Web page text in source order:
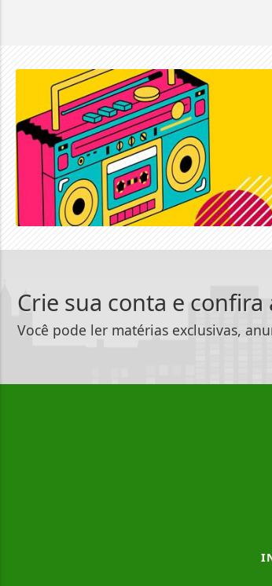
Crie sua conta e
Você pode ler matérias exclusivas,